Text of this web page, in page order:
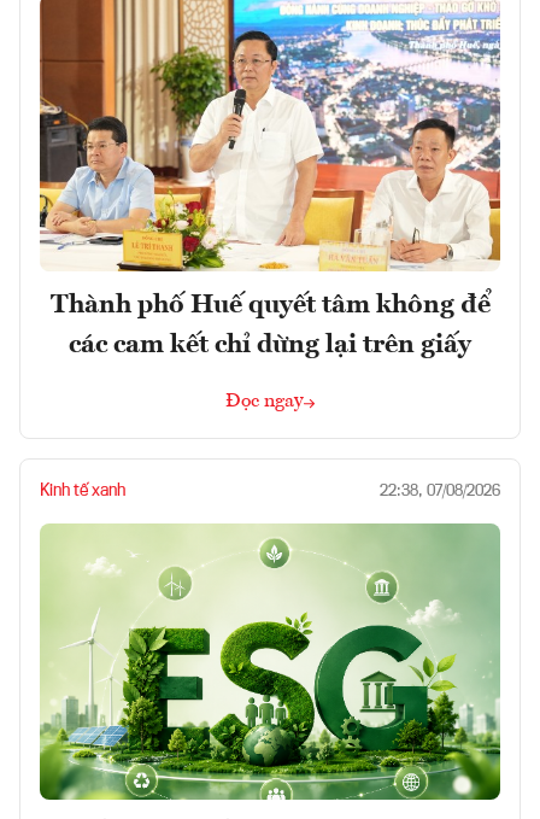
Thành phố Huế quyết tâm không để
các cam kết chỉ dừng lại trên giấy
Đọc ngay
Kinh tế xanh 22:38, 07/08/2026